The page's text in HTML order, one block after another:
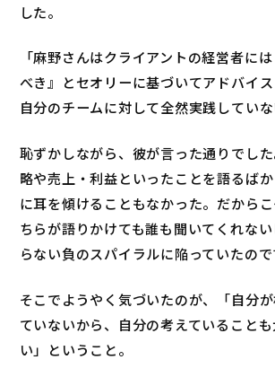
した。
「麻野さんはクライアントの経営者に
べき』とセオリーに基づいてアドバイス
自分のチームに対して全然実践していな
恥ずかしながら、彼が言った通りでし
略や売上・利益といったことを語るば
に耳を傾けることもなかった。だから
ちらが語りかけても誰も聞いてくれな
らない負のスパイラルに陥っていたので
そこでようやく気づいたのが、「自分
ていないから、自分の考えていること
い」ということ。